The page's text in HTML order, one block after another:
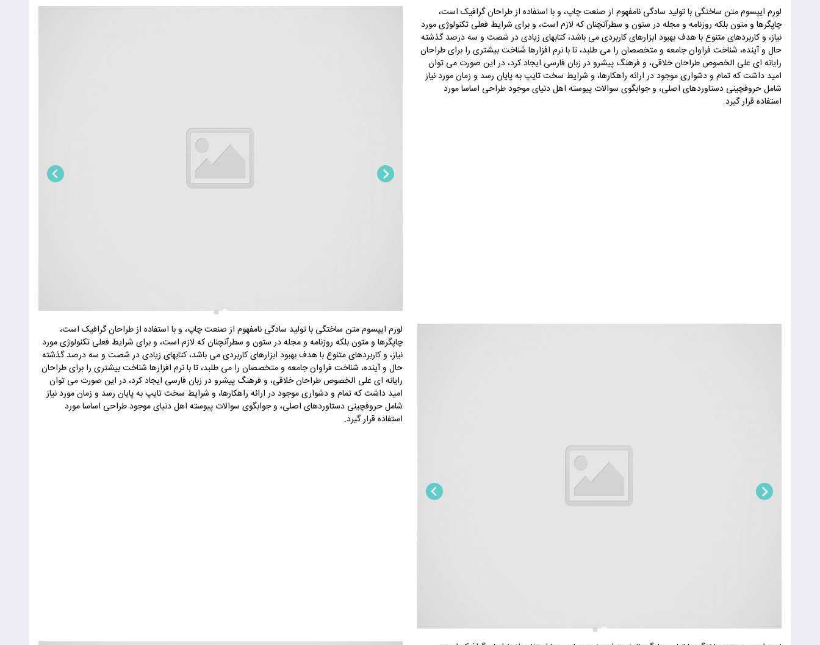
لورم ایپسوم متن ساختگی با تولید سادگی نامفهوم از صنعت چاپ، و با استفاده از طراحان گرافیک است،
چاپگرها و متون بلکه روزنامه و مجله در ستون و سطرآنچنان که لازم است، و برای شرایط فعلی تکنولوژی مورد
نیاز، و کاربردهای متنوع با هدف بهبود ابزارهای کاربردی می باشد، کتابهای زیادی در شصت و سه درصد گذشته
حال و آینده، شناخت فراوان جامعه و متخصصان را می طلبد، تا با نرم افزارها شناخت بیشتری را برای طراحان
رایانه ای علی الخصوص طراحان خلاقی، و فرهنگ پیشرو در زبان فارسی ایجاد کرد، در این صورت می توان
امید داشت که تمام و دشواری موجود در ارائه راهکارها، و شرایط سخت تایپ به پایان رسد و زمان مورد نیاز
شامل حروفچینی دستاوردهای اصلی، و جوابگوی سوالات پیوسته اهل دنیای موجود طراحی اساسا مورد
استفاده قرار گیرد.
لورم ایپسوم متن ساختگی با تولید سادگی نامفهوم از صنعت چاپ، و با استفاده از طراحان گرافیک است،
چاپگرها و متون بلکه روزنامه و مجله در ستون و سطرآنچنان که لازم است، و برای شرایط فعلی تکنولوژی مورد
نیاز، و کاربردهای متنوع با هدف بهبود ابزارهای کاربردی می باشد، کتابهای زیادی در شصت و سه درصد گذشته
حال و آینده، شناخت فراوان جامعه و متخصصان را می طلبد، تا با نرم افزارها شناخت بیشتری را برای طراحان
رایانه ای علی الخصوص طراحان خلاقی، و فرهنگ پیشرو در زبان فارسی ایجاد کرد، در این صورت می توان
امید داشت که تمام و دشواری موجود در ارائه راهکارها، و شرایط سخت تایپ به پایان رسد و زمان مورد نیاز
شامل حروفچینی دستاوردهای اصلی، و جوابگوی سوالات پیوسته اهل دنیای موجود طراحی اساسا مورد
استفاده قرار گیرد.